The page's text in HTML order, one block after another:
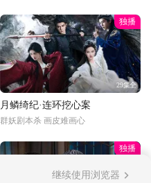
独播
29集全
月鳞绮纪·连环挖心案
群妖剧本杀 画皮难画心
独播
继续使用浏览器